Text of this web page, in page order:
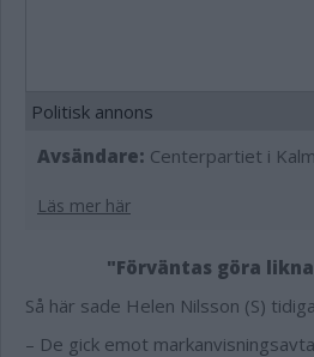
Politisk annons
Avsändare: Centerpartiet i
Läs mer här
"Förväntas göra
Så här sade Helen Nilsson (S)
– De gick emot